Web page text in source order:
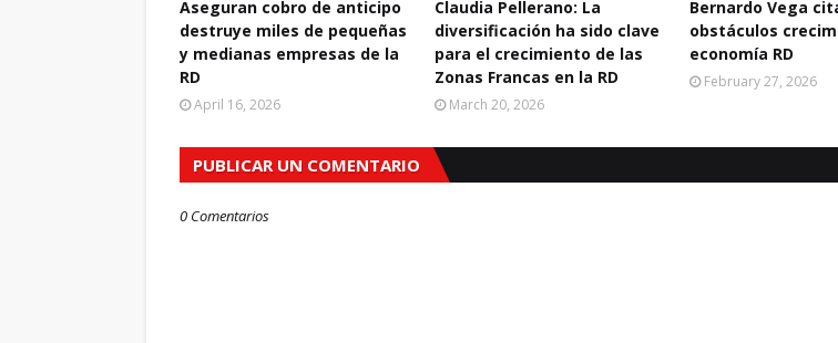
Aseguran cobro de anticipo
destruye miles de pequeñas
y medianas empresas de la
RD
April 16, 2026
Claudia Pellerano: La
diversificación ha sido clave
para el crecimiento de las
Zonas Francas en la RD
March 20, 2026
Bernardo Vega
obstáculos
economía RD
February 27, 2026
PUBLICAR UN COMENTARIO
0 Comentarios